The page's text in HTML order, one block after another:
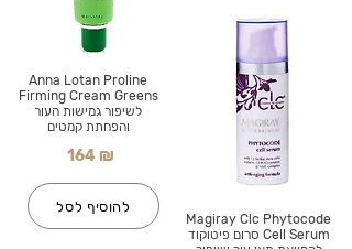
Anna Lotan Proline
Firming Cream Greens
לשיפור גמישות העור
והפחתת קמטים
164 ₪
להוסיף לסל
Magiray Clc Phytocode
Cell Serum סרום פיטוקוד